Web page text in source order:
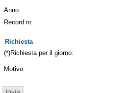
Anno:
Record nr.
Richiesta
(*)Richiesta per il giorno:
Motivo: